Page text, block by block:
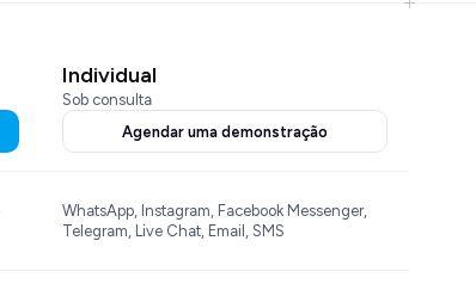
Individual
Sob consulta
Agendar uma demonstração
WhatsApp, Instagram, Facebook Messenger,
Telegram, Live Chat, Email, SMS